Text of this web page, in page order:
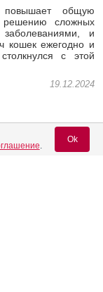
общую
решению сложных
и
кошек ежегодно и
с этой
19.12.2024
.
Ok